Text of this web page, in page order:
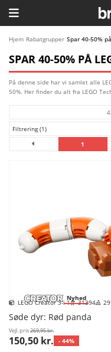
HJEM
TEMAER
BLOG
Hjem Rabatgrupper Spar 40-50%
SPAR 40-50% PÅ
På denne side har vi samlet alle
50%. Her finder du alt fra LEGO
1
Filtrering (1)
Nyhed
LEGO Creator 3-i-1 31394
Søde dyr: Rød panda
Vejl. pris269,95 kr.
150,50 kr. - 44%